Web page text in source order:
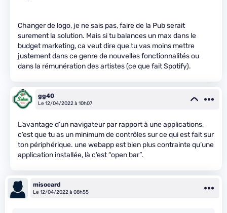
Changer de logo, je ne sais pas, faire de la Pub serait
surement la solution. Mais si tu balances un max dans le
budget marketing, ca veut dire que tu vas moins mettre
justement dans ce genre de nouvelles fonctionnalités ou
dans la rémunération des artistes (ce que fait Spotify).
gg40
Le 12/04/2022 à 10h07
L’avantage d’un navigateur par rapport à une applications,
c’est que tu as un minimum de contrôles sur ce qui est fait sur
ton périphérique. une webapp est bien plus contrainte qu’une
application installée, là c’est “open bar”.
misocard
Le 12/04/2022 à 08h55